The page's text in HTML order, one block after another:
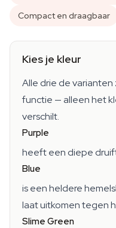
Compact en draagbaar
Kies je kleur
Alle drie de
functie — alleen het
verschilt.
Purple
heeft een diepe
Blue
is een heldere
laat uitkomen tegen
Slime Green